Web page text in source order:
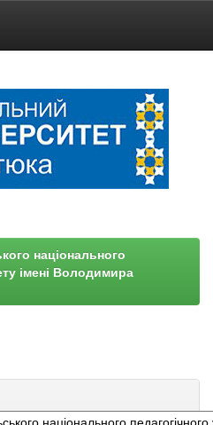
національного
імені Володимира